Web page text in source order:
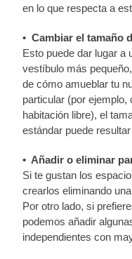
en lo que respecta a
• Cambiar el tamaño
Esto puede dar lugar a
vestíbulo más
de cómo amueblar tu
particular (por ejemplo,
habitación libre), el
estándar puede
• Añadir o eliminar
Si te gustan los
crearlos eliminando
Por otro lado, si
podemos añadir
independientes con